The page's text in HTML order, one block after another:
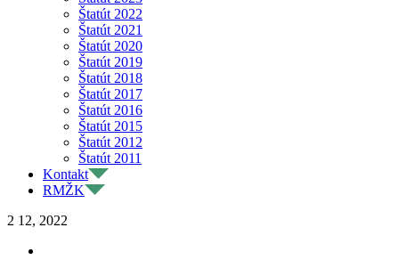
Štatút 2022
Štatút 2021
Štatút 2020
Štatút 2019
Štatút 2018
Štatút 2017
Štatút 2016
Štatút 2015
Štatút 2012
Štatút 2011
Kontakt
RMŽK
2 12, 2022